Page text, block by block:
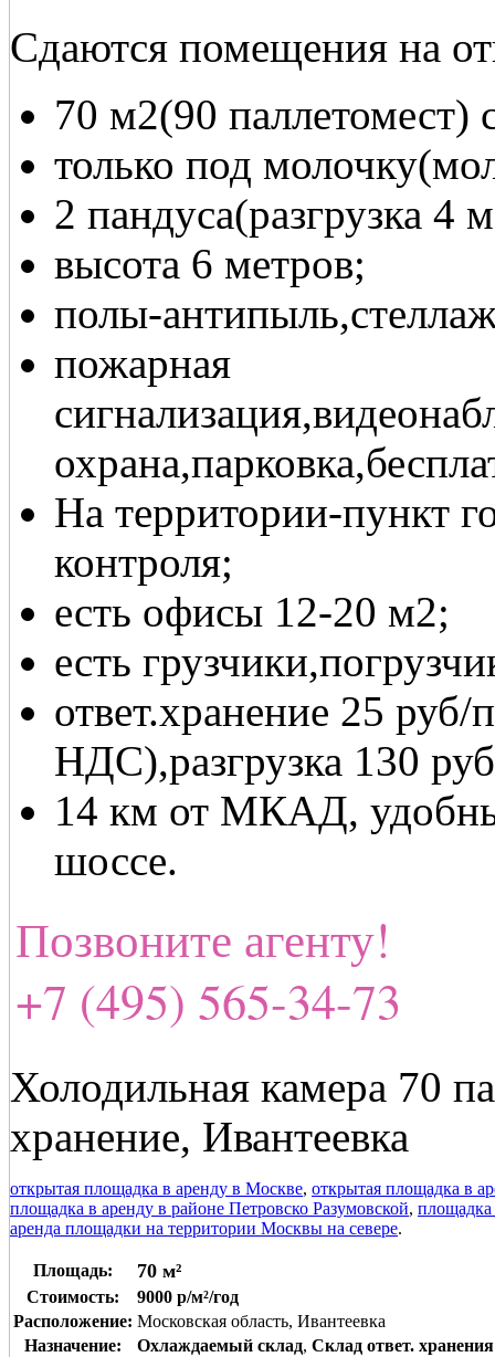
Сдаются помещения на
70 м2(90
только под
2 пандуса(разгрузка
высота 6 метров;
полы-
пожарная
На территории-пункт
контроля;
есть офисы 12-20 м2;
есть
ответ.хранение 25
НДС),разгрузка 130
14 км от МКАД,
шоссе.
Позвоните агенту!
+7 (495) 565-34-73
Холодильная камера 70
хранение, Ивантеевка
открытая площадка в аренду в Москве, открытая площадка в
площадка в аренду в районе Петровско Разумовской, площадка
аренда площадки на территории Москвы на севере.
Площадь: 70 м²
Стоимость:
9000 р/м²/год
Расположение: Московская область, Ивантеевка
Назначение:
Охлаждаемый склад, Склад ответ. хранения